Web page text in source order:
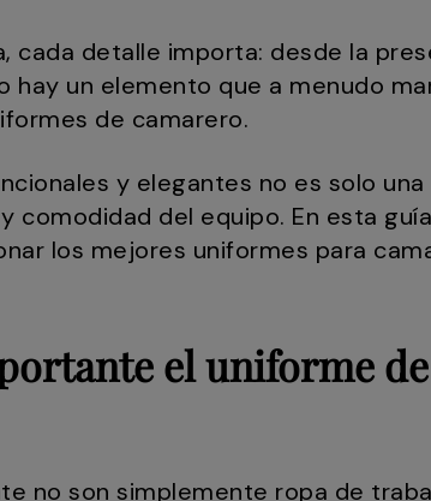
cada detalle importa: desde la
hay un elemento que a menudo
de camarero.
y elegantes no es solo
comodidad del equipo. En esta
los mejores uniformes para
el uniforme
no son simplemente ropa de